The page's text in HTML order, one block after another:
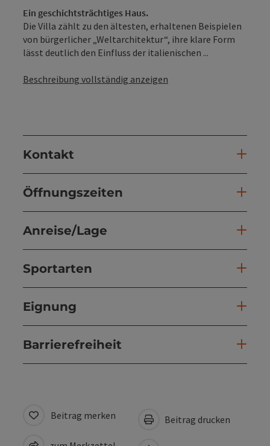
Ein geschichtsträchtiges Haus.
Die Villa zählt zu den ältesten, erhaltenen Beispielen
von bürgerlicher „Weltarchitektur“, ihre klare Form
lässt deutlich den Einfluss der italienischen ...
Beschreibung vollständig anzeigen
Kontakt
Öffnungszeiten
Anreise/Lage
Sportarten
Eignung
Barrierefreiheit
Beitrag merken Beitrag drucken